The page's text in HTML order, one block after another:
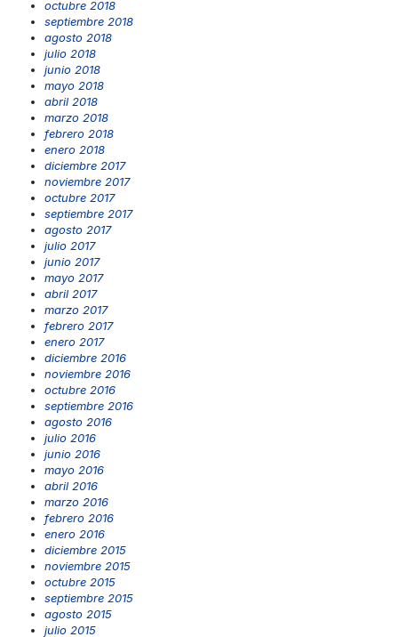
octubre 2018
septiembre 2018
agosto 2018
julio 2018
junio 2018
mayo 2018
abril 2018
marzo 2018
febrero 2018
enero 2018
diciembre 2017
noviembre 2017
octubre 2017
septiembre 2017
agosto 2017
julio 2017
junio 2017
mayo 2017
abril 2017
marzo 2017
febrero 2017
enero 2017
diciembre 2016
noviembre 2016
octubre 2016
septiembre 2016
agosto 2016
julio 2016
junio 2016
mayo 2016
abril 2016
marzo 2016
febrero 2016
enero 2016
diciembre 2015
noviembre 2015
octubre 2015
septiembre 2015
agosto 2015
julio 2015